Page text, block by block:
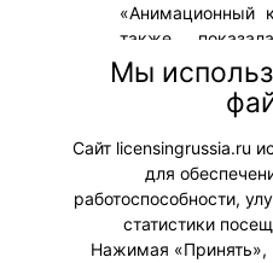
«Анимационный
также
зрительский
25 миллионов
одним из
анимационных
#ПродвижениеБренда
Мы
Сайт licensingrussia.ru
для
работоспособности,
статистики
Нажимая «Принять»,